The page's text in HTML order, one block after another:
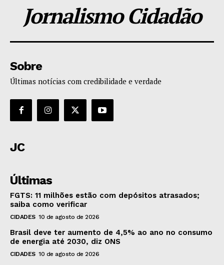
Jornalismo Cidadão
Sobre
Últimas notícias com credibilidade e verdade
JC
Últimas
FGTS: 11 milhões estão com depósitos atrasados;
saiba como verificar
CIDADES 10 de agosto de 2026
Brasil deve ter aumento de 4,5% ao ano no consumo
de energia até 2030, diz ONS
CIDADES 10 de agosto de 2026